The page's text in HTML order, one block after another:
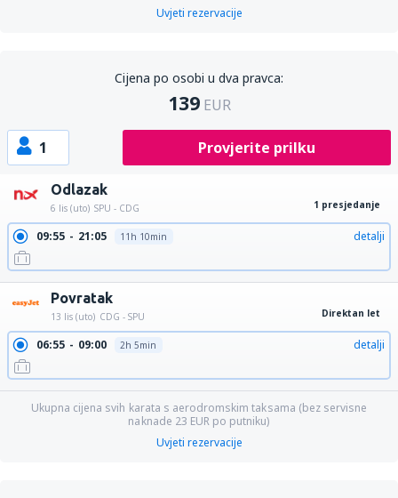
Uvjeti rezervacije
Cijena po osobi u dva pravca:
139 EUR
1 Provjerite prilku
Odlazak
6 lis (uto) SPU - CDG 1 presjedanje
09:55 21:05 11h 10min detalji
Povratak
13 lis (uto) CDG - SPU Direktan let
06:55 09:00 2h 5min detalji
Ukupna cijena svih karata s aerodromskim taksama (bez servisne
naknade 23 EUR po putniku)
Uvjeti rezervacije